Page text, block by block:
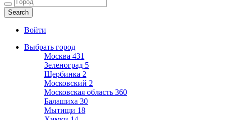
Войти
Выбрать город
Москва 431
Зеленоград 5
Щербинка 2
Московский 2
Московская область 360
Балашиха 30
Мытищи 18